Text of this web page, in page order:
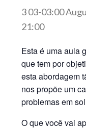
3 03-03:00
21:00
Esta é uma aula
que tem por
esta abordagem
nos propõe um
problemas em
O que você vai